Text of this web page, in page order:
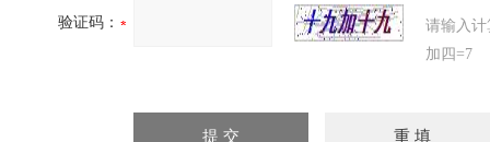
验证码：
请输入
加四=7